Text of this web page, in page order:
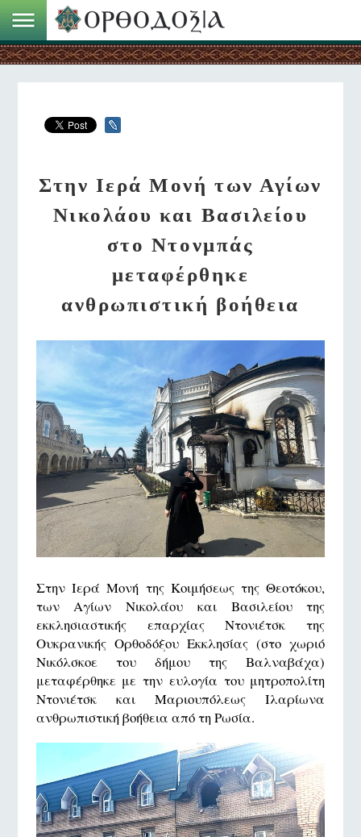
Στην Ιερά Μονή των Αγίων
Νικολάου και Βασιλείου
στο Ντονμπάς
μεταφέρθηκε
ανθρωπιστική βοήθεια
Στην Ιερά Μονή της Κοιμήσεως της Θεοτόκου,
των Αγίων Νικολάου και Βασιλείου της
εκκλησιαστικής επαρχίας Ντονιέτσκ της
Ουκρανικής Ορθοδόξου Εκκλησίας (στο χωριό
Νικόλσκοε του δήμου της Βαλναβάχα)
μεταφέρθηκε με την ευλογία του μητροπολίτη
Ντονιέτσκ και Μαριουπόλεως Ιλαρίωνα
ανθρωπιστική βοήθεια από τη Ρωσία.